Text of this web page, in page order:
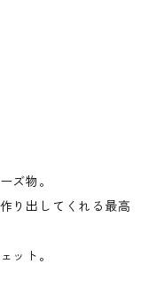
ズ物。
り出してくれる最高
ット。